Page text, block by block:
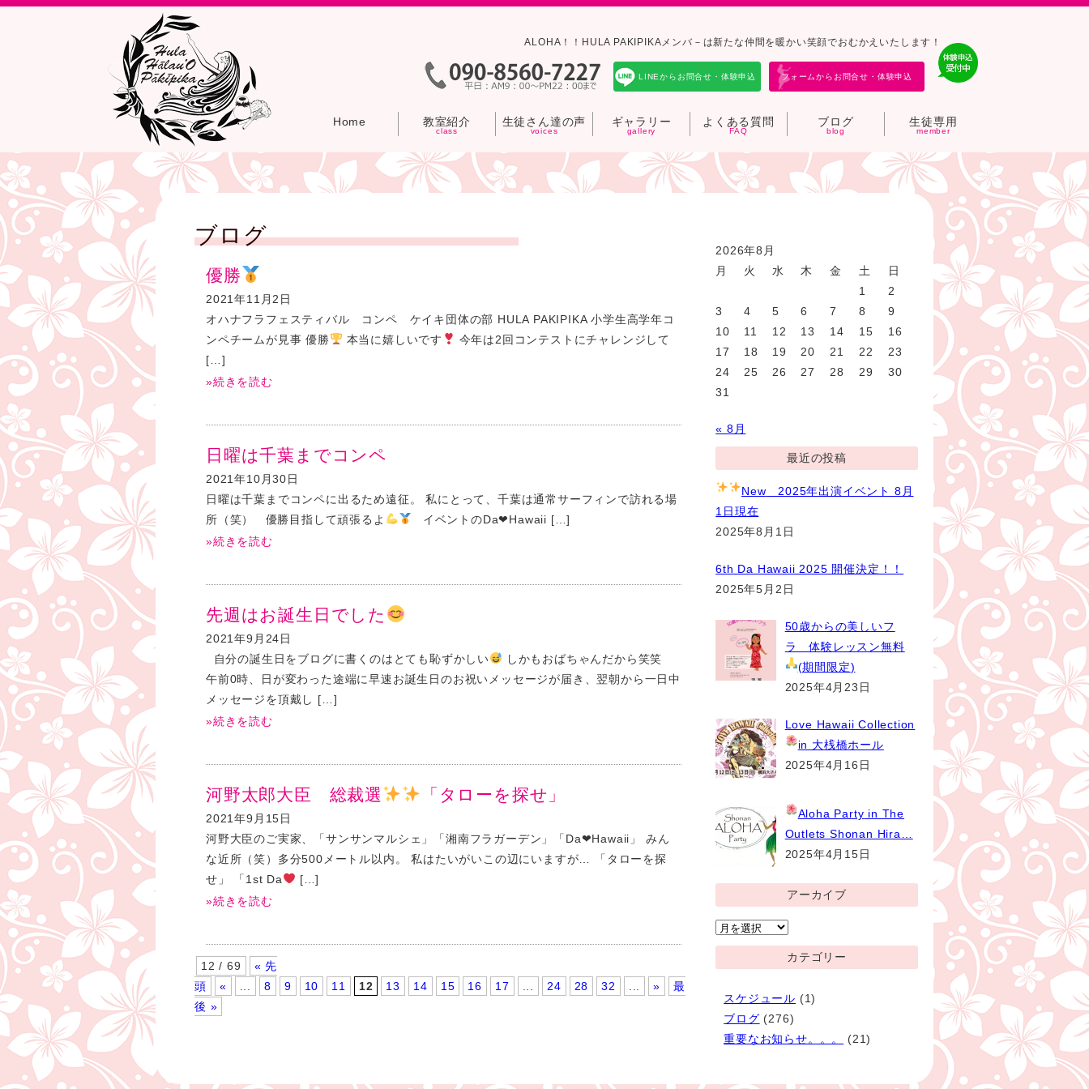
ALOHA！！HULA PAKIPIKAメンバ－は新たな仲間を暖かい笑顔でおむかえいたします！
LINEからお問合せ・体験申込 フォームからお問合せ・体験申込
Home 教室紹介 生徒さん達の声 ギャラリー よくある質問 ブログ 生徒専用
ブログ
優勝
2021年11月2日
オハナフラフェスティバル コンペ ケイキ団体の部 HULA PAKIPIKA 小学生高学年コ
ンペチームが見事 優勝
本当に嬉しいです
今年は2回コンテストにチャレンジして
[…]
»続きを読む
日曜は千葉までコンペ
2021年10月30日
日曜は千葉までコンペに出るため遠征。 私にとって、千葉は通常サーフィンで訪れる場
所（笑） 優勝目指して頑張るよ
イベントのDa❤︎Hawaii […]
»続きを読む
先週はお誕生日でした
2021年9月24日
自分の誕生日をブログに書くのはとても恥ずかしい
しかもおばちゃんだから笑笑
午前0時、日が変わった途端に早速お誕生日のお祝いメッセージが届き、翌朝から一日中
メッセージを頂戴し […]
»続きを読む
河野太郎大臣 総裁選 「タローを探せ」
2021年9月15日
河野大臣のご実家、「サンサンマルシェ」「湘南フラガーデン」「Da❤︎Hawaii」 みん
な近所（笑）多分500メートル以内。 私はたいがいこの辺にいますが… 「タローを探
せ」 「1st Da
[…]
»続きを読む
12 / 69
« 先
頭
« 8 9 10 11 12 13 14 15 16 17 24 28 32 »
最
後 »
2026年8月
月
火 水 木 金 土
日
1
2
3
4 5 6 7 8
9
10
11 12 13 14 15
16
17
18 19 20 21 22
23
24
25 26 27 28 29
30
31
« 8月
最近の投稿
New 2025年出演イベント 8月
1日現在
2025年8月1日
6th Da Hawaii 2025 開催決定！！
2025年5月2日
50歳からの美しいフ
ラ 体験レッスン無料
(期間限定)
2025年4月23日
Love Hawaii Collection
in 大桟橋ホール
2025年4月16日
Aloha Party in The
Outlets Shonan Hira…
2025年4月15日
アーカイブ
ア
ー
カ
ブ
カテゴリー
スケジュール (1)
ブログ (276)
重要なお知らせ。。。
(21)